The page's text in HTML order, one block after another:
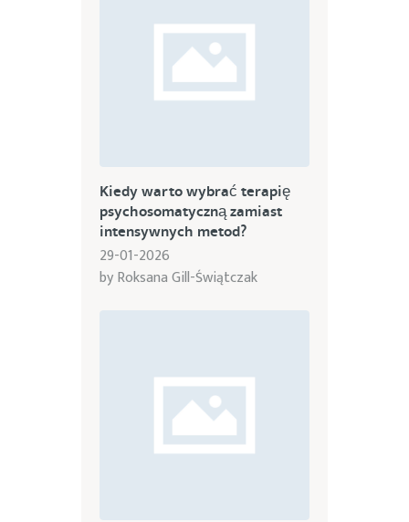
Kiedy warto wybrać terapię
psychosomatyczną zamiast
intensywnych metod?
29-01-2026
byRoksana Gill-Świątczak